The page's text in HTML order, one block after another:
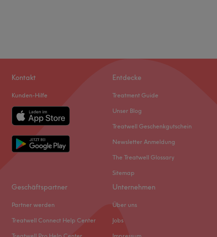
Kontakt
Kunden-Hilfe
Entdecke
Treatment Guide
Unser Blog
Treatwell Geschenkgutschein
Newsletter Anmeldung
The Treatwell Glossary
Sitemap
Geschäftspartner
Partner werden
Treatwell Connect Help Center
Unternehmen
Über uns
Jobs